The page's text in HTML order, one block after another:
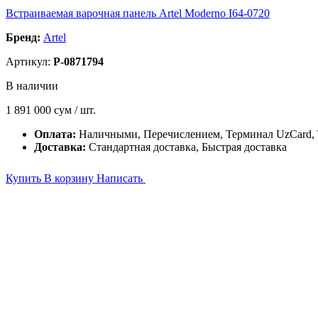
Встраиваемая варочная панель Artel Moderno I64-0720
Бренд: Artel
Артикул: P-0871794
В наличии
1 891 000 сум / шт.
Оплата: Наличными, Перечислением, Терминал
Доставка: Стандартная доставка, Быстрая доставка
Купить В корзину Написать